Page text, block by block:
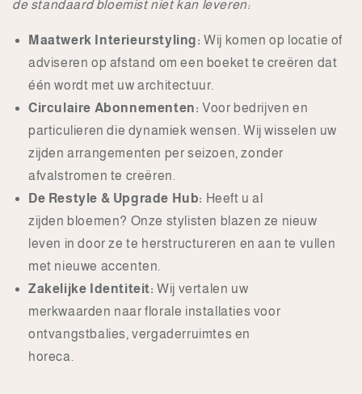
de standaard bloemist niet kan leveren:
Maatwerk Interieurstyling: Wij komen op locatie of
adviseren op afstand om een boeket te creëren dat
één wordt met uw architectuur.
Circulaire Abonnementen: Voor bedrijven en
particulieren die dynamiek wensen. Wij wisselen uw
zijden arrangementen per seizoen, zonder
afvalstromen te creëren.
De Restyle & Upgrade Hub: Heeft u al
zijden bloemen? Onze stylisten blazen ze nieuw
leven in door ze te herstructureren en aan te vullen
met nieuwe accenten.
Zakelijke Identiteit: Wij vertalen uw
merkwaarden naar florale installaties voor
ontvangstbalies, vergaderruimtes en
horeca.